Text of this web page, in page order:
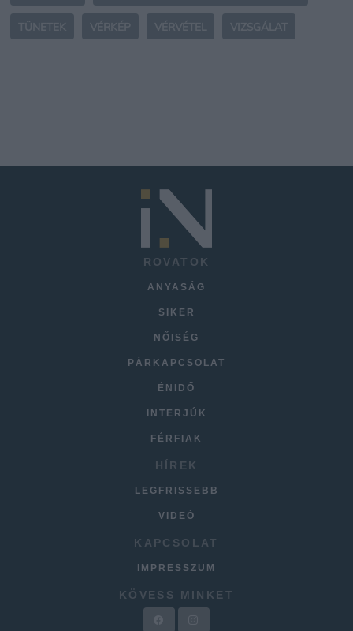
TÜNETEK VÉRKÉP VÉRVÉTEL VIZSGÁLAT
ROVATOK
ANYASÁG
SIKER
NŐISÉG
PÁRKAPCSOLAT
ÉNIDŐ
INTERJÚK
FÉRFIAK
HÍREK
LEGFRISSEBB
VIDEÓ
KAPCSOLAT
IMPRESSZUM
KÖVESS MINKET